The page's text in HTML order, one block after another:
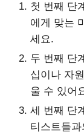
첫 번째 단
에게 맞는
세요.
두 번째 단
십이나 자
울 수 있어
세 번째 단
티스트들